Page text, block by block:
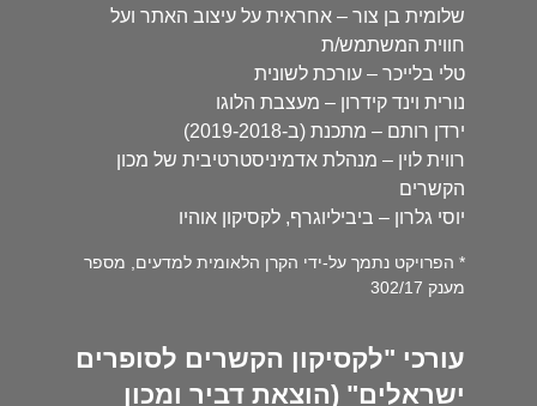
שלומית בן צור – אחראית על עיצוב האתר ועל
חווית המשתמש/ת
טלי בלייכר – עורכת לשונית
נורית וינד קידרון – מעצבת הלוגו
ירדן רותם – מתכנת (ב-2019-2018)
רווית לוין – מנהלת אדמיניסטרטיבית של מכון
הקשרים
יוסי גלרון – ביביליוגרף, לקסיקון אוהיו
* הפרויקט נתמך על-ידי הקרן הלאומית למדעים, מספר
מענק 302/17
עורכי "לקסיקון הקשרים לסופרים
ישראלים" (הוצאת דביר ומכון